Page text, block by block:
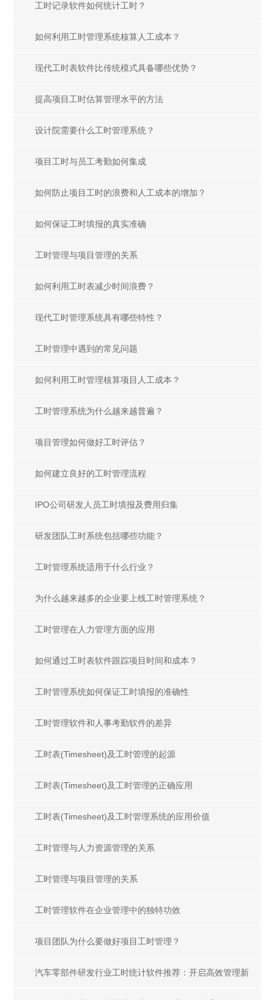
工时记录软件如何统计工时？
如何利用工时管理系统核算人工成本？
现代工时表软件比传统模式具备哪些优势？
提高项目工时估算管理水平的方法
设计院需要什么工时管理系统？
项目工时与员工考勤如何集成
如何防止项目工时的浪费和人工成本的增加？
如何保证工时填报的真实准确
工时管理与项目管理的关系
如何利用工时表减少时间浪费？
现代工时管理系统具有哪些特性？
工时管理中遇到的常见问题
如何利用工时管理核算项目人工成本？
工时管理系统为什么越来越普遍？
项目管理如何做好工时评估？
如何建立良好的工时管理流程
IPO公司研发人员工时填报及费用归集
研发团队工时系统包括哪些功能？
工时管理系统适用于什么行业？
为什么越来越多的企业要上线工时管理系统？
工时管理在人力管理方面的应用
如何通过工时表软件跟踪项目时间和成本？
工时管理系统如何保证工时填报的准确性
工时管理软件和人事考勤软件的差异
工时表(Timesheet)及工时管理的起源
工时表(Timesheet)及工时管理的正确应用
工时表(Timesheet)及工时管理系统的应用价值
工时管理与人力资源管理的关系
工时管理与项目管理的关系
工时管理软件在企业管理中的独特功效
项目团队为什么要做好项目工时管理？
汽车零部件研发行业工时统计软件推荐：开启高效管理新